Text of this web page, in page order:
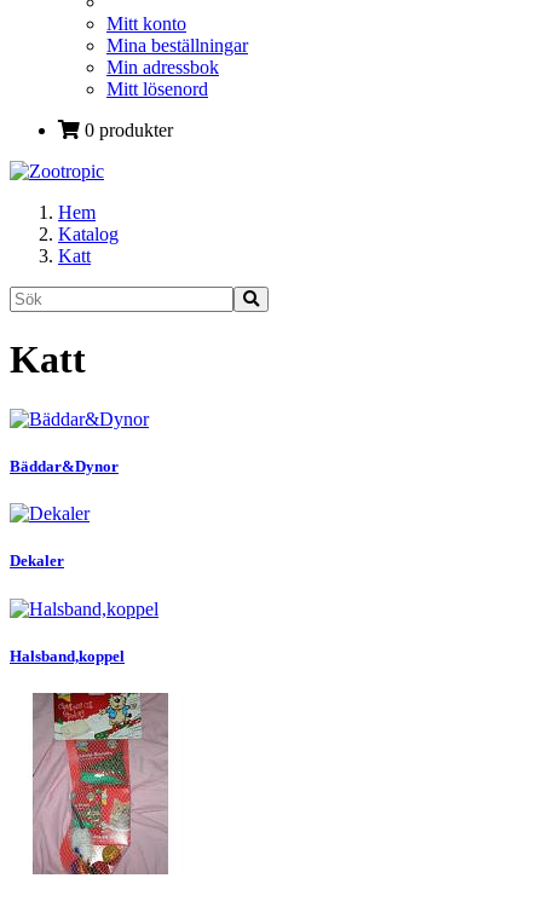
Mitt konto
Mina beställningar
Min adressbok
Mitt lösenord
0 produkter
Hem
Katalog
Katt
Katt
Bäddar&Dynor
Dekaler
Halsband,koppel